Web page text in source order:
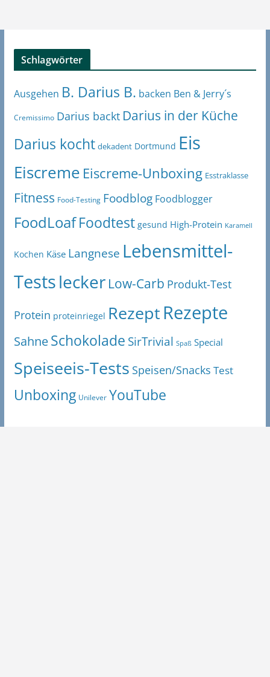
Schlagwörter
Ausgehen B. Darius B. backen Ben & Jerry´s
Cremissimo Darius backt Darius in der Küche
Darius kocht dekadent Dortmund Eis
Eiscreme Eiscreme-Unboxing Esstraklasse
Fitness Food-Testing Foodblog Foodblogger
FoodLoaf Foodtest gesund High-Protein Karamell
Kochen Käse Langnese Lebensmittel-
Testslecker Low-Carb Produkt-Test
Protein proteinriegel RezeptRezepte
SahneSchokolade SirTrivial Spaß Special
Speiseeis-Tests Speisen/Snacks Test
Unboxing Unilever YouTube